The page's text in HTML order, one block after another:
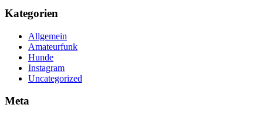
Kategorien
Allgemein
Amateurfunk
Hunde
Instagram
Uncategorized
Meta